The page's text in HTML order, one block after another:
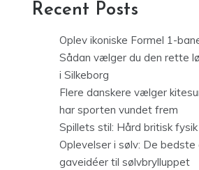
Recent Posts
Oplev ikoniske Formel 1-
Sådan vælger du den rette
i Silkeborg
Flere danskere vælger
har sporten vundet frem
Spillets stil: Hård britisk
Oplevelser i sølv: De bedste
gaveidéer til sølvbrylluppet